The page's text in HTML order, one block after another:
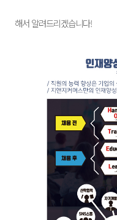
해서 알려드리겠습니다!